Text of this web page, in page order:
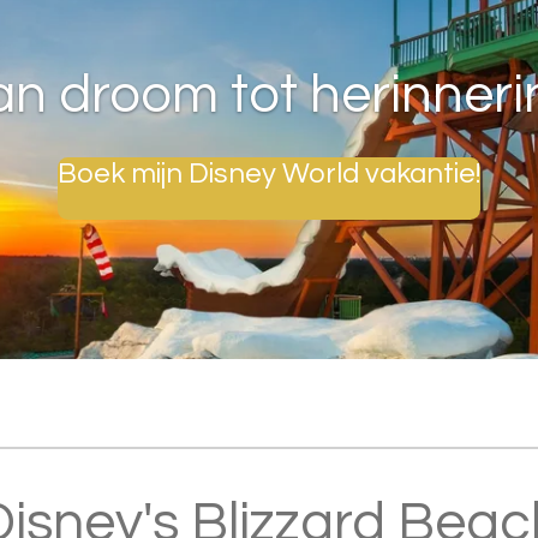
droom tot
Boek mijn Disney World vakantie!
Blizzard